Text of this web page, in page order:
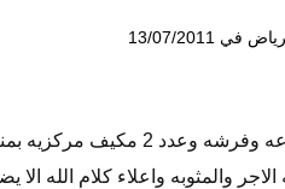
في 13/07/2011
هناك مسجد يحتاج الى اذاعه
والمثوبه واعلاء كلام الله الا